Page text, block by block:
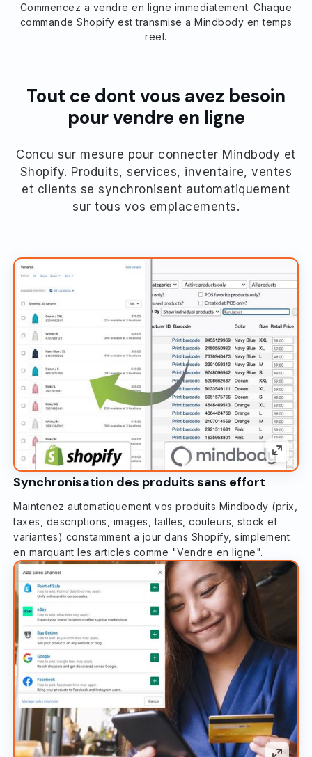
Commencez a vendre en ligne immediatement. Chaque
commande Shopify est transmise a Mindbody en temps
reel.
Tout ce dont vous avez besoin
pour vendre en ligne
Concu sur mesure pour connecter Mindbody et
Shopify. Produits, services, inventaire, ventes
et clients se synchronisent automatiquement
sur tous vos emplacements.
Synchronisation des produits sans effort
Maintenez automatiquement vos produits Mindbody (prix,
taxes, descriptions, images, tailles, couleurs, stock et
variantes) constamment a jour dans Shopify, simplement
en marquant les articles comme "Vendre en ligne".